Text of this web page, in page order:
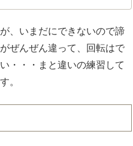
、いまだにできないので諦
ぜんぜん違って、回転はで
・・・まと違いの練習して
。